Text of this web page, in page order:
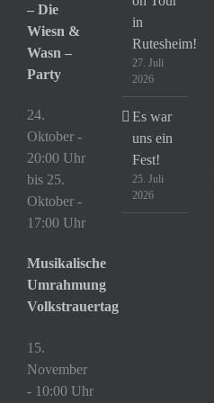
– Die
Wiesn &
Wasn –
Party
24.
Oktober -
20:00 Uhr
bis 25.
Oktober -
17:00 Uhr
Musikalische
Umrahmung
Volkstrauertag
15.
November
- 10:00 Uhr
in
Rutesheim!
27. Juli
2026
Es war
uns ein
Fest!
25. Juli
2026